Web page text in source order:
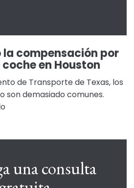
compensación por
en Houston
de Transporte de Texas, los
son demasiado comunes.
una consulta